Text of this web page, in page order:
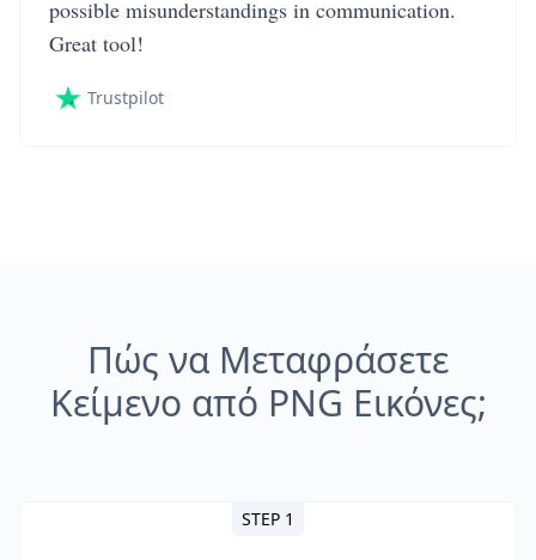
possible misunderstandings in communication.
Great tool!
Trustpilot
Πώς να Μεταφράσετε
Κείμενο από PNG Εικόνες;
STEP 1